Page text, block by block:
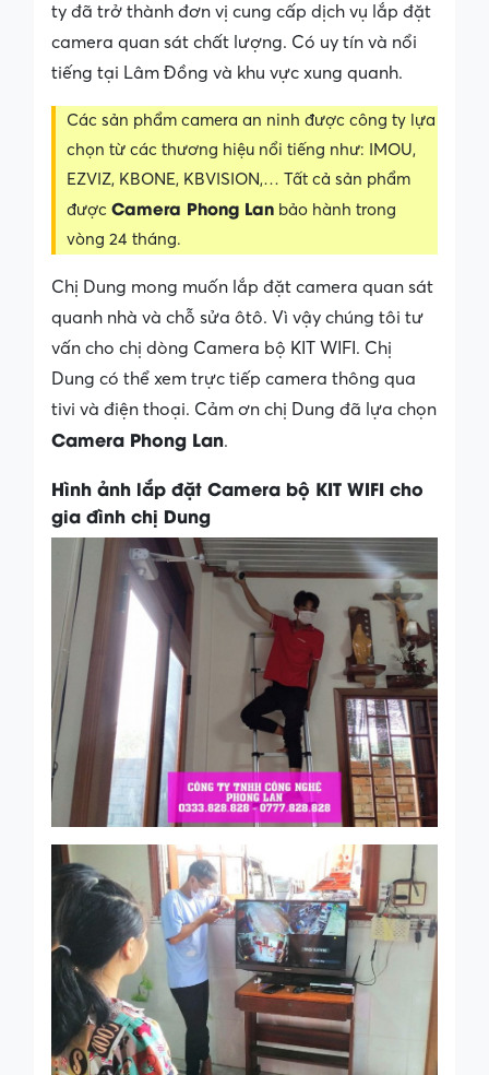
ty đã trở thành đơn vị cung cấp dịch vụ lắp đặt
camera quan sát chất lượng. Có uy tín và nổi
tiếng tại Lâm Đồng và khu vực xung quanh.
Các sản phẩm camera an ninh được công ty lựa
chọn từ các thương hiệu nổi tiếng như: IMOU,
EZVIZ, KBONE, KBVISION,… Tất cả sản phẩm
được Camera Phong Lan bảo hành trong
vòng 24 tháng.
Chị Dung mong muốn lắp đặt camera quan sát
quanh nhà và chỗ sửa ôtô. Vì vậy chúng tôi tư
vấn cho chị dòng Camera bộ KIT WIFI. Chị
Dung có thể xem trực tiếp camera thông qua
tivi và điện thoại. Cảm ơn chị Dung đã lựa chọn
Camera Phong Lan.
Hình ảnh lắp đặt Camera bộ KIT WIFI cho
gia đình chị Dung